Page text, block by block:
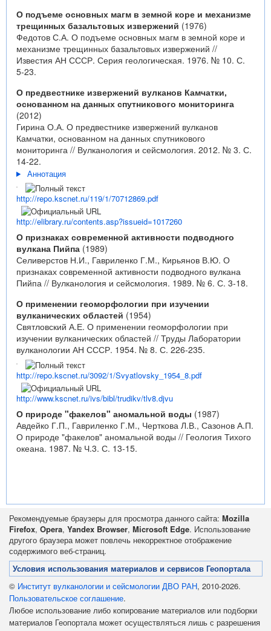
О подъеме основных магм в земной коре и механизме
трещинных базальтовых извержений (1976)
Федотов С.А. О подъеме основных магм в земной коре и
механизме трещинных базальтовых извержений //
Известия АН СССР. Серия геологическая. 1976. № 10. С.
5-23.
О предвестнике извержений вулканов Камчатки,
основанном на данных спутникового мониторинга
(2012)
Гирина О.А. О предвестнике извержений вулканов
Камчатки, основанном на данных спутникового
мониторинга // Вулканология и сейсмология. 2012. № 3. С.
14-22.
Аннотация
http://repo.kscnet.ru/119/1/70712869.pdf
http://elibrary.ru/contents.asp?issueid=1017260
О признаках современной активности подводного
вулкана Пийпа (1989)
Селиверстов Н.И., Гавриленко Г.М., Кирьянов В.Ю. О
признаках современной активности подводного вулкана
Пийпа // Вулканология и сейсмология. 1989. № 6. С. 3-18.
О применении геоморфологии при изучении
вулканических областей (1954)
Святловский А.Е. О применении геоморфологии при
изучении вулканических областей // Труды Лаборатории
вулканологии АН СССР. 1954. № 8. С. 226-235.
http://repo.kscnet.ru/3092/1/Svyatlovsky_1954_8.pdf
http://www.kscnet.ru/ivs/bibl/trudikv/tlv8.djvu
О природе "факелов" аномальной воды (1987)
Авдейко Г.П., Гавриленко Г.М., Черткова Л.В., Сазонов А.П.
О природе "факелов" аномальной воды // Геология Тихого
океана. 1987. № Ч.3. С. 13-15.
Рекомендуемые браузеры для просмотра данного сайта: Mozilla
Firefox, Opera, Yandex Browser, Microsoft Edge. Использование
другого браузера может повлечь некорректное отображение
содержимого веб-страниц.
Условия использования материалов и сервисов Геопортала
© Институт вулканологии и сейсмологии ДВО РАН, 2010-2026.
Пользовательское соглашение.
Любое использование либо копирование материалов или подборки
материалов Геопортала может осуществляться лишь с разрешения